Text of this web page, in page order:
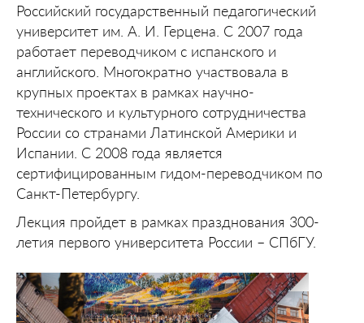
Российский государственный педагогический
университет им. А. И. Герцена. С 2007 года
работает переводчиком с испанского и
английского. Многократно участвовала в
крупных проектах в рамках научно-
технического и культурного сотрудничества
России со странами Латинской Америки и
Испании. С 2008 года является
сертифицированным гидом-переводчиком по
Санкт-Петербургу.
Лекция пройдет в рамках празднования 300-
летия первого университета России – СПбГУ.